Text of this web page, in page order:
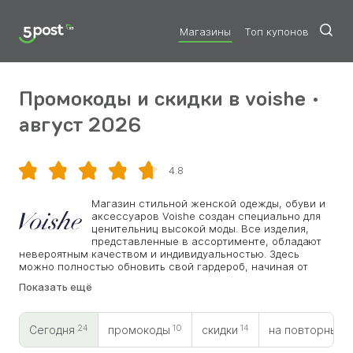
Магазины Топ купонов
Промокоды и скидки в voishe •
август 2026
Сегодня 24 промокоды 10 скидки 14 на повторный
4.8
Магазин стильной женской одежды, обуви и
аксессуаров Voishe создан специально для
ценительниц высокой моды. Все изделия,
представленные в ассортименте, обладают
невероятным качеством и индивидуальностью. Здесь
можно полностью обновить свой гардероб, начиная от
вечерними нарядами. Отшиваются коллекции на
приносили еще больше удовольствия, можно
воспользоваться привлекательной скидкой по промокоду
Voishe.
Показать ещё
Скопировать